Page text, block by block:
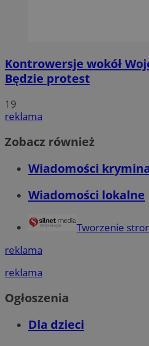
Kontrowersje wokół
Będzie protest
19
reklama
Zobacz również
Wiadomości
Wiadomości lokalne
Tworzenie
reklama
reklama
Ogłoszenia
Dla dzieci